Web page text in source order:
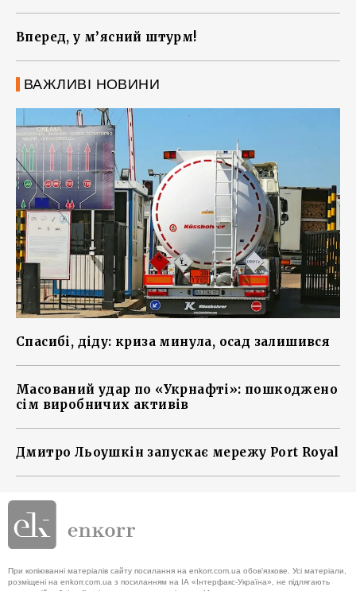
Вперед, у м’ясний штурм!
ВАЖЛИВІ НОВИНИ
Спасибі, діду: криза минула, осад залишився
Масований удар по «Укрнафті»: пошкоджено
сім виробничих активів
Дмитро Льоушкін запускає мережу Port Royal
При копіюванні матеріалів сайту посилання на enkorr.com.ua обов'язкове. Усі матеріали,
розміщені на enkorr.com.ua з посиланням на ІА «Інтерфакс-Україна», не підлягають